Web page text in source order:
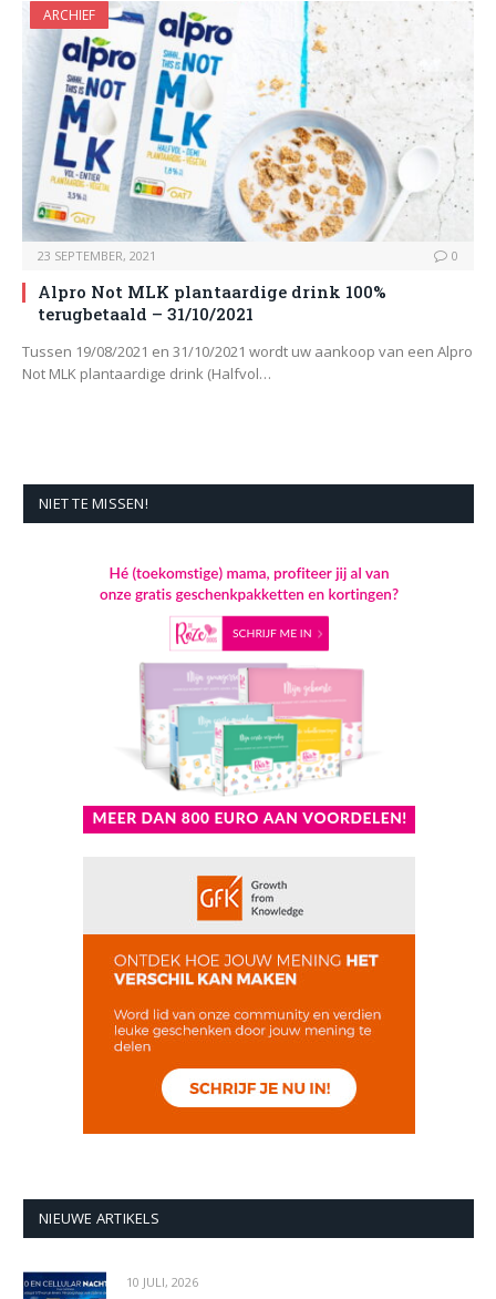
ARCHIEF
23 SEPTEMBER, 2021 0
Alpro Not MLK plantaardige drink 100%
terugbetaald – 31/10/2021
Tussen 19/08/2021 en 31/10/2021 wordt uw aankoop van een Alpro
Not MLK plantaardige drink (Halfvol…
NIET TE MISSEN!
NIEUWE ARTIKELS
10 JULI, 2026